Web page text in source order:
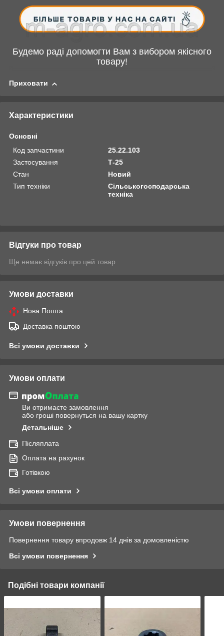
Будемо раді допомогти Вам з вибором якісного
товару!
Приховати
Характеристики
Основні
Код запчастини
25.22.103
Застосування
Т-25
Стан
Новий
Тип техніки
Сільськогосподарська
техніка
Відгуки про товар
Ще немає відгуків про цей товар
Умови доставки
Нова Пошта
Доставка поштою
Всі умови доставки
Умови оплати
Ви отримаєте замовлення
або гроші повернуться на вашу картку
Детальніше
Післяплата
Оплата на рахунок
Готівкою
Всі умови оплати
Умови повернення
Повернення товару впродовж 14 днів за домовленістю
Всі умови повернення
Подібні товари компанії